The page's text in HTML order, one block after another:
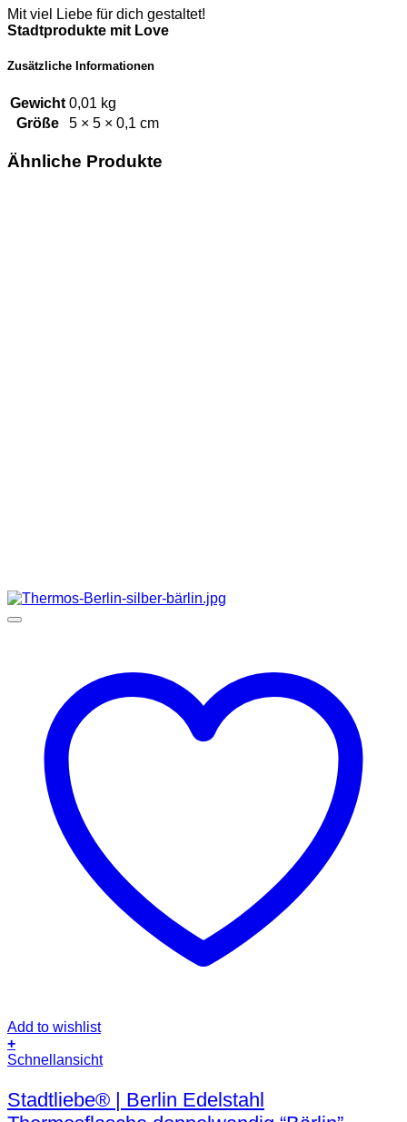
Mit viel Liebe für dich gestaltet!
Stadtprodukte mit Love
Zusätzliche Informationen
Gewicht 0,01 kg
Größe
5 × 5 × 0,1 cm
Ähnliche Produkte
Add to wishlist
+
Dieses
weist
mehrere
Schnellansicht
Stadtliebe® | Berlin Edelstahl